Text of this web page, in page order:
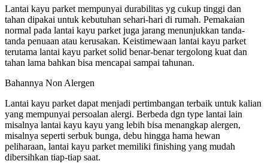
Lantai kayu parket mempunyai durabilitas yg cukup tinggi dan
tahan dipakai untuk kebutuhan sehari-hari di rumah. Pemakaian
normal pada lantai kayu parket juga jarang menunjukkan tanda-
tanda penuaan atau kerusakan. Keistimewaan lantai kayu parket
terutama lantai kayu parket solid benar-benar tergolong kuat dan
tahan lama bahkan bisa mencapai sampai tahunan.
Bahannya Non Alergen
Lantai kayu parket dapat menjadi pertimbangan terbaik untuk kalian
yang mempunyai persoalan alergi. Berbeda dgn type lantai lain
misalnya lantai kayu kayu yang lebih bisa menangkap alergen,
misalnya seperti serbuk bunga, debu hingga hama hewan
peliharaan, lantai kayu parket memiliki finishing yang mudah
dibersihkan tiap-tiap saat.